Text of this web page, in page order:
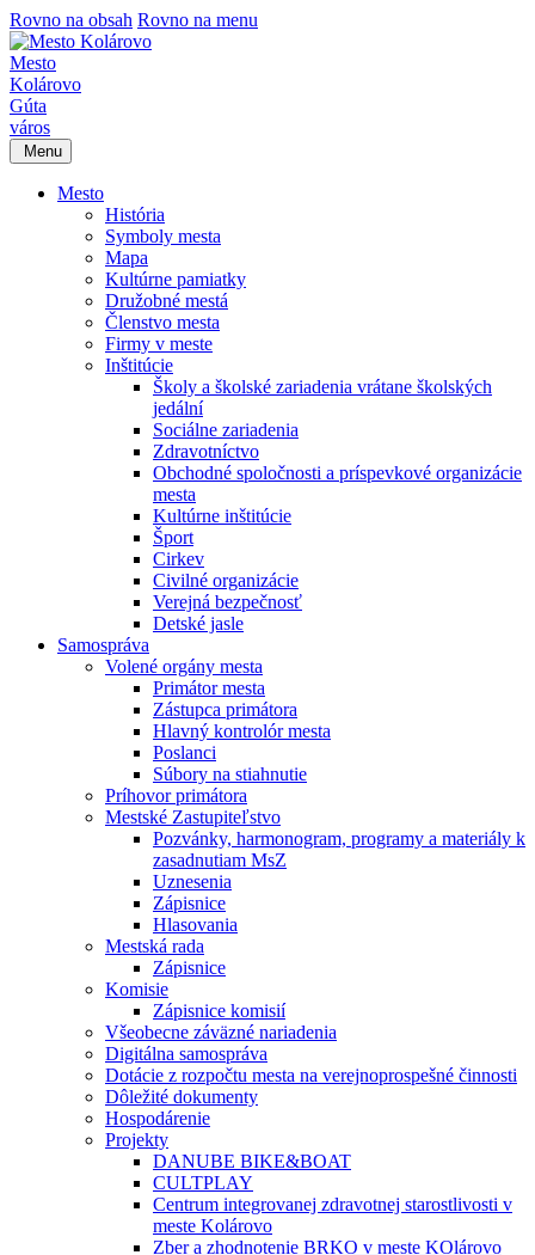
Rovno na obsah Rovno na menu
Mesto
Kolárovo
Gúta
város
Menu
Mesto
História
Symboly mesta
Mapa
Kultúrne pamiatky
Družobné mestá
Členstvo mesta
Firmy v meste
Inštitúcie
Školy a školské zariadenia vrátane školských
jedální
Sociálne zariadenia
Zdravotníctvo
Obchodné spoločnosti a príspevkové organizácie
mesta
Kultúrne inštitúcie
Šport
Cirkev
Civilné organizácie
Verejná bezpečnosť
Detské jasle
Samospráva
Volené orgány mesta
Primátor mesta
Zástupca primátora
Hlavný kontrolór mesta
Poslanci
Súbory na stiahnutie
Príhovor primátora
Mestské Zastupiteľstvo
Pozvánky, harmonogram, programy a materiály k
zasadnutiam MsZ
Uznesenia
Zápisnice
Hlasovania
Mestská rada
Zápisnice
Komisie
Zápisnice komisií
Všeobecne záväzné nariadenia
Digitálna samospráva
Dotácie z rozpočtu mesta na verejnoprospešné činnosti
Dôležité dokumenty
Hospodárenie
Projekty
DANUBE BIKE&BOAT
CULTPLAY
Centrum integrovanej zdravotnej starostlivosti v
meste Kolárovo
Zber a zhodnotenie BRKO v meste KOlárovo